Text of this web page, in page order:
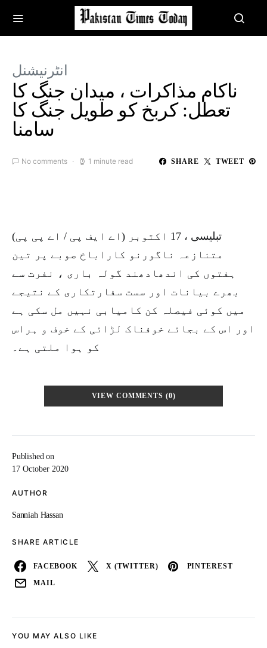
انٹرنیشنل
ناکام مذاکرات ، میدان جنگ کا
تعطل: کربخ کو طویل جنگ کا
سامنا
No comments 1 minute read SHARE TWEET
Published on
17 October 2020
AUTHOR
Sanniah Hassan
SHARE ARTICLE
FACEBOOK X (TWITTER) PINTEREST
MAIL
تبلیسی ، 17 اکتوبر (اے ایف پی / اے پی پی)
متنازعہ ناگورنو کاراباخ صوبے پر تین
ہفتوں کی اندھادھند گولہ باری ، نفرت سے
بھرے بیانات اور سست سفارتکاری کے نتیجے
میں کوئی فیصلہ کن کامیابی نہیں مل سکی ہے
اور اس کے بجائے خوفناک لڑائی کے خوف و ہراس
کو ہوا ملتی ہے۔
VIEW COMMENTS (0)
YOU MAY ALSO LIKE